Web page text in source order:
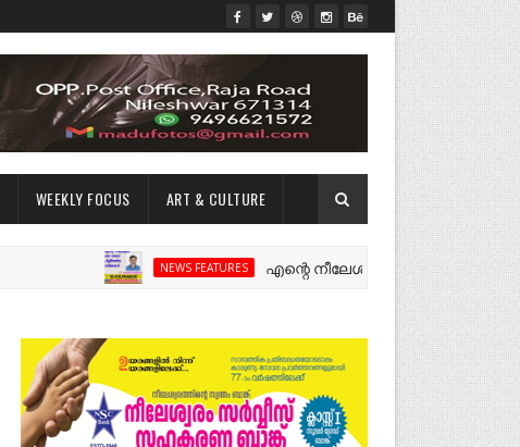
WEEKLY FOCUS ART & CULTURE
NEWS FEATURES എന്റെ നീലേശ്വരം:ഒരു റോഡ് പിളർത്തിയ